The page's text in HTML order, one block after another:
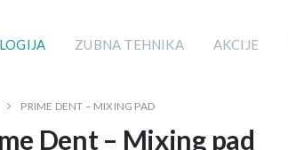
ZUBNA TEHNIKA AKCIJE
PRIME DENT – MIXING PAD
Dent – Mixing pad